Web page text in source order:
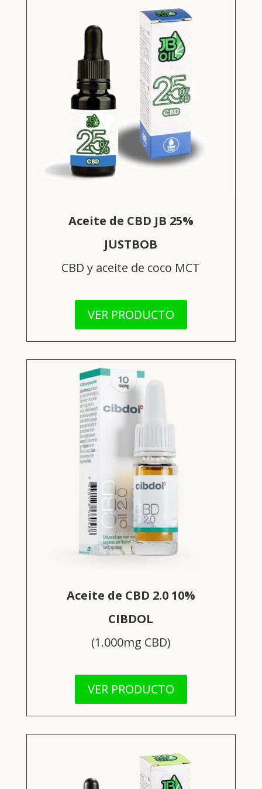
Aceite de CBD JB 25%
JUSTBOB
CBD y aceite de coco MCT
VER PRODUCTO
Aceite de CBD 2.0 10%
CIBDOL
(1.000mg CBD)
VER PRODUCTO